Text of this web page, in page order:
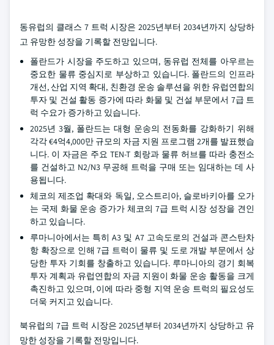
동유럽의 클래스 7 트럭 시장은 2025년부터 2034년까지 상당하
고 유망한 성장을 기록할 전망입니다.
폴란드가 시장을 주도하고 있으며, 동유럽 전체를 아우르는
중요한 물류 중심지로 부상하고 있습니다. 폴란드의 인프라
개선, 산업 지역 확대, 친환경 운송 솔루션을 위한 유럽연합의
투자 및 건설 활동 증가에 따라 화물 및 건설 부문에서 7급 트
럭 수요가 증가하고 있습니다.
2025년 3월, 폴란드는 대형 운송의 전동화를 강화하기 위해
각각 €4억4,000만 규모의 자금 지원 프로그램 2개를 발표했습
니다. 이 자금은 주요 TEN-T 회랑과 물류 허브를 따라 충전소
를 건설하고 N2/N3 무공해 트럭을 구매 또는 임대하는 데 사
용됩니다.
체코의 제조업 확대와 독일, 오스트리아, 슬로바키아를 오가
는 국제 화물 운송 증가가 체코의 7급 트럭 시장 성장을 견인
하고 있습니다.
루마니아에서는 특히 A3 및 A7 고속도로의 건설과 콘스탄차
항 확장으로 인해 7급 트럭이 물류 및 도로 개발 부문에서 상
당한 투자 기회를 창출하고 있습니다. 루마니아의 경기 회복
투자 계획과 유럽연합의 자금 지원이 화물 운송 활동을 크게
촉진하고 있으며, 이에 따라 중형 지역 운송 트럭의 필요성도
더욱 커지고 있습니다.
북유럽의 7급 트럭 시장은 2025년부터 2034년까지 상당하고 유
망한 성장을 기록할 전망입니다.